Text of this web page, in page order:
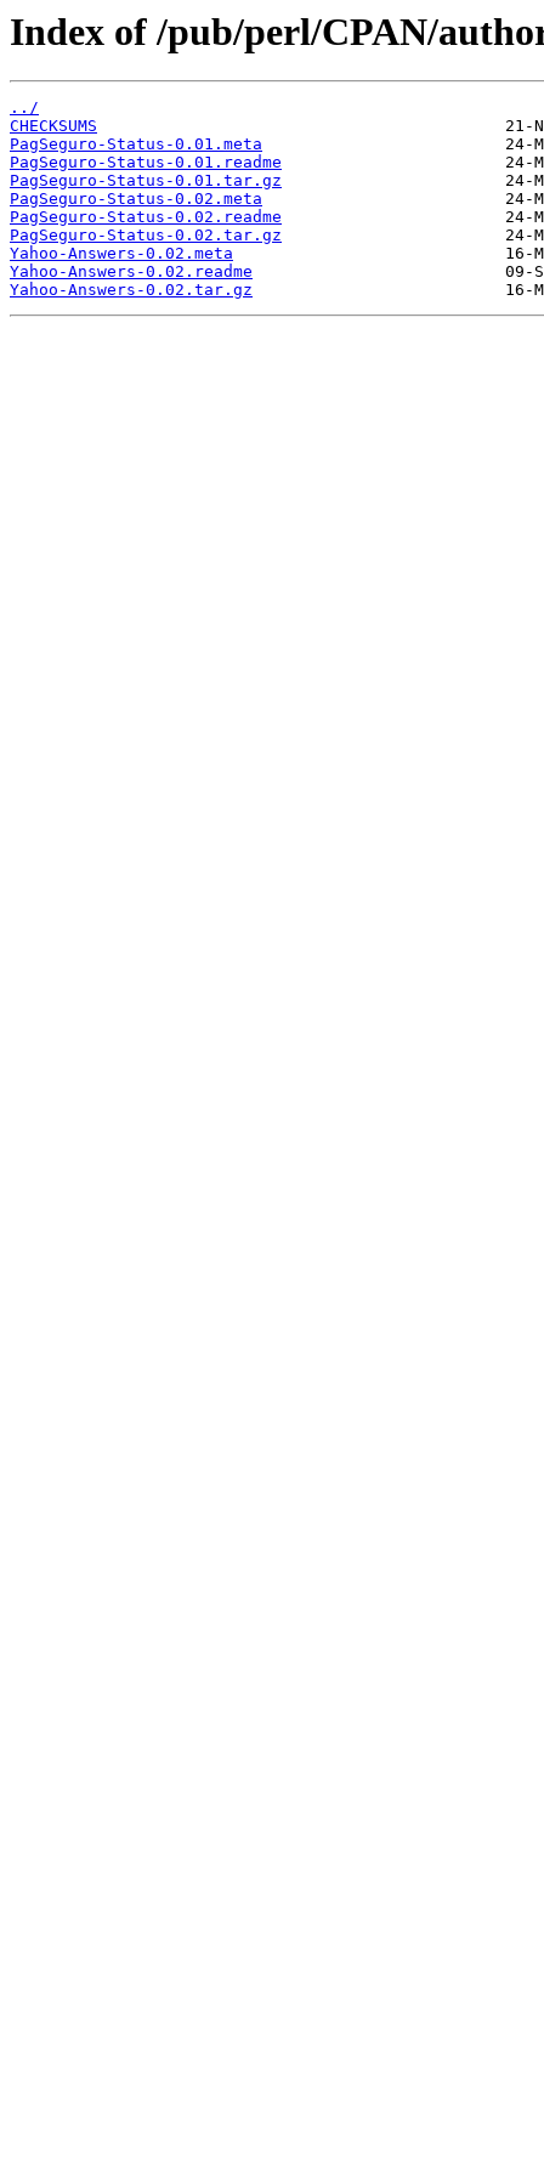
Index of /pub/perl/CPAN/
../
CHECKSUMS
PagSeguro-Status-0.01.meta
PagSeguro-Status-0.01.readme
PagSeguro-Status-0.01.tar.gz
PagSeguro-Status-0.02.meta
PagSeguro-Status-0.02.readme
PagSeguro-Status-0.02.tar.gz
Yahoo-Answers-0.02.meta
Yahoo-Answers-0.02.readme
Yahoo-Answers-0.02.tar.gz